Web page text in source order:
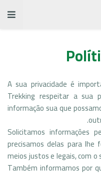
A sua privacidade é
Trekking respeitar a sua
informação sua que
Solicitamos informações
precisamos delas para lhe
meios justos e legais, com
Também informamos por